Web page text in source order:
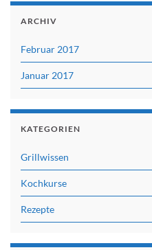
ARCHIV
Februar 2017
Januar 2017
KATEGORIEN
Grillwissen
Kochkurse
Rezepte